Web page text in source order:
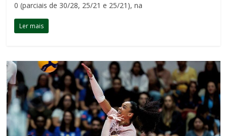
0 (parciais de 30/28, 25/21 e 25/21), na
Ler mais